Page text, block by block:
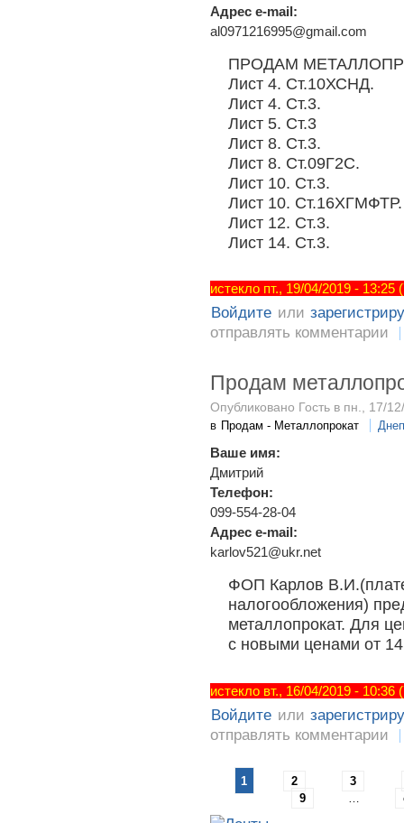
Адрес e-mail:
al0971216995@gmail.com
ПРОДАМ
Лист 4. Ст.10ХСНД.
Лист 4. Ст.3.
Лист 5. Ст.3
Лист 8. Ст.3.
Лист 8. Ст.09Г2С.
Лист 10. Ст.3.
Лист 10. Ст.16ХГМФТР.
Лист 12. Ст.3.
Лист 14. Ст.3.
истекло пт., 19/04/2019 -
Войдите или
отправлять комментарии
Продам
Опубликовано Гость в пн., 17/
в Продам - Металлопрокат
Ваше имя:
Дмитрий
Телефон:
099-554-28-04
Адрес e-mail:
karlov521@ukr.net
ФОП Карлов
налогообложения)
металлопрокат. Для
с новыми ценами от
истекло вт., 16/04/2019 -
Войдите или
отправлять комментарии
1 2
3
9